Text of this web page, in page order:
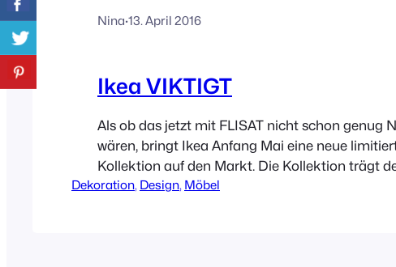
Nina·13. April 2016
Ikea VIKTIGT
Als ob das jetzt mit FLISAT nicht schon genug
wären, bringt Ikea Anfang Mai eine neue
Kollektion auf den Markt. Die Kollektion trägt
Namen VIKTIGT und heißt übersetzt nichts
Dekoration, Design, Möbel